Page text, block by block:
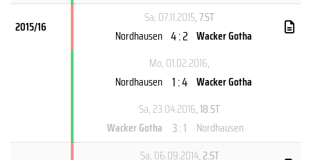
2015/16
Sa, 07.11.2015, 7.ST
Nordhausen 4 : 2 Wacker Gotha
Mo, 01.02.2016,
Nordhausen 1 : 4 Wacker Gotha
Sa, 23.04.2016, 18.ST
Wacker Gotha 3 : 1 Nordhausen
Sa, 06.09.2014, 2.ST